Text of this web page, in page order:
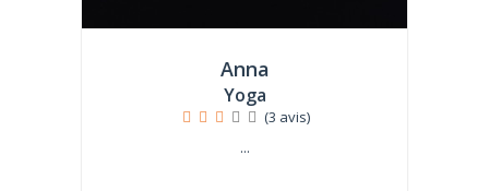
Anna
Yoga
(3 avis)
...